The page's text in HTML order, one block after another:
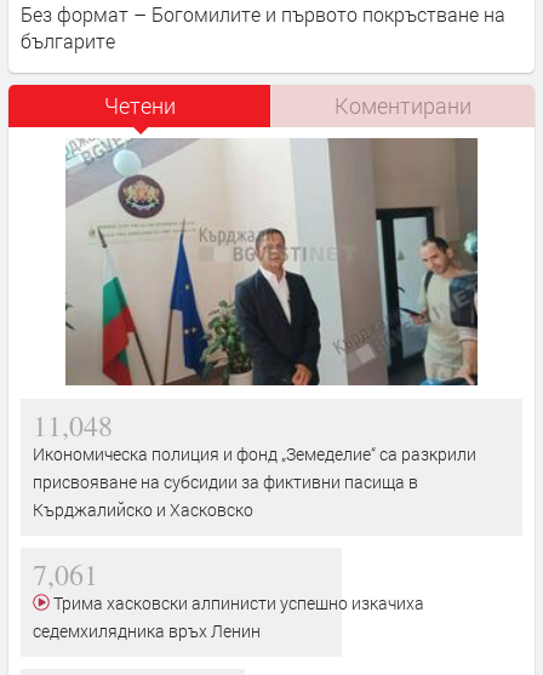
Без формат – Богомилите и първото покръстване на
българите
Четени Коментирани
11,048
Икономическа полиция и фонд „Земеделие“ са разкрили
присвояване на субсидии за фиктивни пасища в
Кърджалийско и Хасковско
7,061
седемхилядника връх Ленин